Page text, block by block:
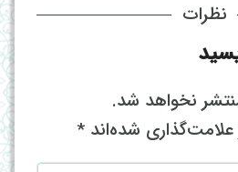
نظرات
نخواهد شد.
شده‌اند *